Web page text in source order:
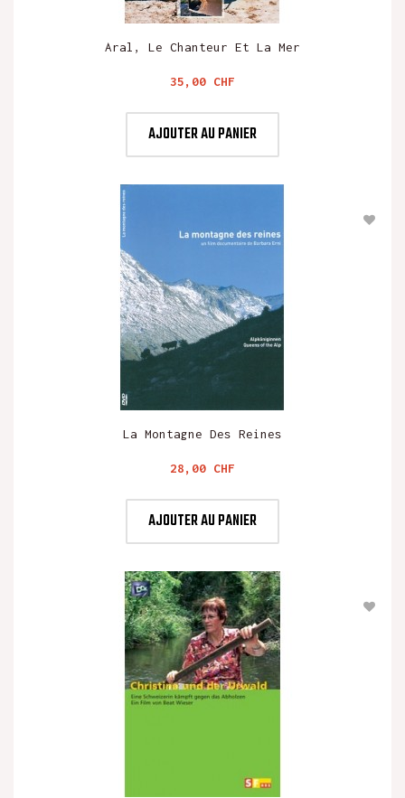
Aral, Le Chanteur Et La Mer
Prix
35,00 CHF
AJOUTER AU PANIER
La Montagne Des Reines
Prix
28,00 CHF
AJOUTER AU PANIER